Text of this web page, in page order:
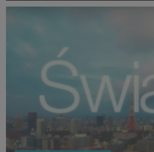
polscy youtuberzy: Rafał Masny i